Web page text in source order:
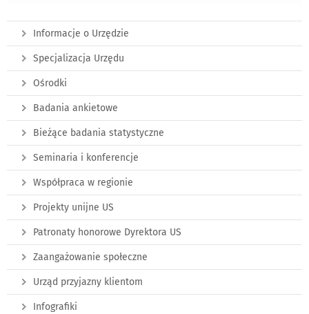
Informacje o Urzędzie
Specjalizacja Urzędu
Ośrodki
Badania ankietowe
Bieżące badania statystyczne
Seminaria i konferencje
Współpraca w regionie
Projekty unijne US
Patronaty honorowe Dyrektora US
Zaangażowanie społeczne
Urząd przyjazny klientom
Infografiki